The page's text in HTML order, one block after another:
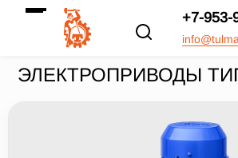
+7-953-
ЭЛЕКТРОПРИВОДЫ